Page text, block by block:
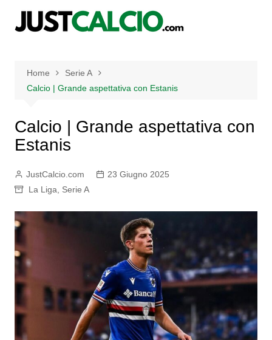
Home
Serie A
Calcio | Grande aspettativa con Estanis
Calcio | Grande aspettativa con
Estanis
JustCalcio.com
23 Giugno 2025
La Liga
Serie A